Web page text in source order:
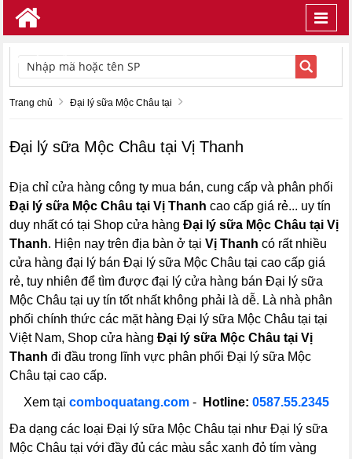
TÌM KIẾM
Trang chủ Đại lý sữa Mộc Châu tại
Đại lý sữa Mộc Châu tại Vị Thanh
Địa chỉ cửa hàng công ty mua bán, cung cấp và phân phối
Đại lý sữa Mộc Châu tại Vị Thanh cao cấp giá rẻ... uy tín
duy nhất có tại Shop cửa hàngĐại lý sữa Mộc Châu tại Vị
Thanh. Hiện nay trên địa bàn ở tạiVị Thanh có rất nhiều
cửa hàng đại lý bán Đại lý sữa Mộc Châu tại cao cấp giá
rẻ, tuy nhiên để tìm được đại lý cửa hàng bán Đại lý sữa
Mộc Châu tại uy tín tốt nhất không phải là dễ. Là nhà phân
phối chính thức các mặt hàng Đại lý sữa Mộc Châu tại tại
Việt Nam, Shop cửa hàngĐại lý sữa Mộc Châu tại Vị
Thanh đi đầu trong lĩnh vực phân phối Đại lý sữa Mộc
Châu tại cao cấp.
Xem tại comboquatang.com- Hotline: 0587.55.2345
Đa dạng các loại Đại lý sữa Mộc Châu tại như Đại lý sữa
Mộc Châu tại với đầy đủ các màu sắc xanh đỏ tím vàng